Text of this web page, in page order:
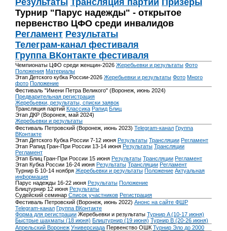
Результаты Трансляция партий Призеры
Турнир "Парус надежды" - открытое
первенство ЦФО среди инвалидов
Регламент Результаты
Телеграм-канал фестиваля
Группа ВКонтакте фестиваля
Чемпионаты ЦФО среди женщин-2026 Жеребьевки и результаты Фото
Положения Материалы
Этап Детского кубка России-2026 Жеребьевки и результаты Фото Много
фото Положение
Фестиваль "Имени Петра Великого" (Воронеж, июнь 2024)
Предварительная регистрация
Жеребьевки, результаты, списки заявок
Трансляция партий Классика Рапид Блиц
Этап ДКР (Воронеж, май 2024)
Жеребьевки и результаты
Фестиваль Петровский (Воронеж, июнь 2023) Telegram-канал Группа
ВКонтакте
Этап Детского Кубка России 7-12 июня Результаты Трансляции Регламент
Этап Рапид Гран-При России 13-14 июня Результаты Трансляции
Регламент
Этап Блиц Гран-При России 15 июня Результаты Трансляции Регламент
Этап Кубка России 16-24 июня Результаты Трансляции Регламент
Турнир Б 10-14 ноября Жеребьевки и результаты Положение Актуальная
информация
Парус надежды 16-22 июня Результаты Положение
Блицтурнир 12 июня Результаты
Судейский семинар Список участников Регистрация
Фестиваль Петровский (Воронеж, июнь 2022) Анонс на сайте ФШР
Telegram-канал Группа ВКонтакте
Форма для регистрации Жеребьевки и результаты Турнир A (10-17 июня)
Быстрые шахматы (18 июня) Блицтурнир (19 июня) Турнир B (20-26 июня)
Апрельский Воронеж Универсиада Первенство ОШК Турнир Эло до 2000